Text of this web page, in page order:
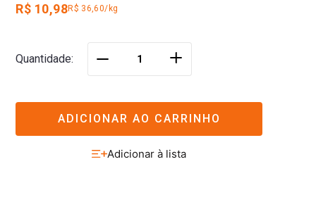
R$ 10,98R$ 36,60/kg
Quantidade ＋
ADICIONAR AO CARRINHO